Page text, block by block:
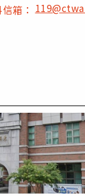
信箱：